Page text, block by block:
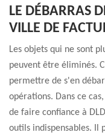
LE DÉBARRAS
VILLE DE
Les objets qui ne sont
peuvent être éliminés.
permettre de s'en
opérations. Dans ce
de faire confiance à
outils indispensables. Il